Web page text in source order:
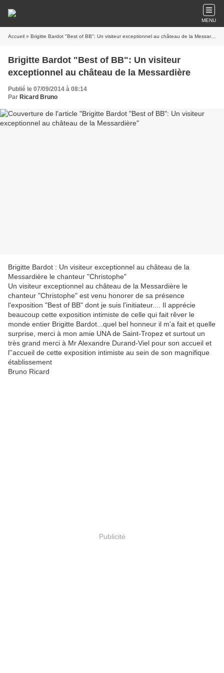
MENU
Accueil » Brigitte Bardot "Best of BB": Un visiteur exceptionnel au château de la Messardière
Brigitte Bardot "Best of BB": Un visiteur
exceptionnel au château de la Messardière
Publié le 07/09/2014 à 08:14
Par Ricard Bruno
Brigitte Bardot : Un visiteur exceptionnel au château de la
Messardière le chanteur "Christophe"
Un visiteur exceptionnel au château de la Messardière le
chanteur "Christophe" est venu honorer de sa présence
l'exposition "Best of BB" dont je suis l'initiateur.... Il apprécie
beaucoup cette exposition intimiste de celle qui fait rêver le
monde entier Brigitte Bardot...quel bel honneur il m'a fait et quelle
surprise, merci à mon amie UNA de Saint-Tropez et surtout un
très grand merci à Mr Alexandre Durand-Viel pour son accueil et
l''accueil de cette exposition intimiste au sein de son magnifique
établissement
Bruno Ricard
Publicité